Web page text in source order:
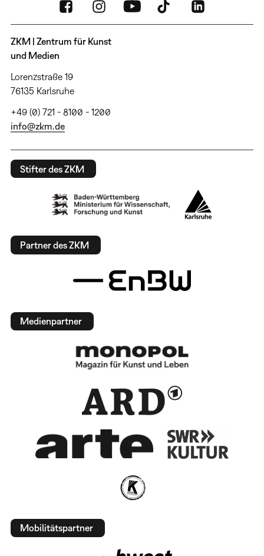
ZKM | Zentrum für Kunst
und Medien
Lorenzstraße 19
76135 Karlsruhe
+49 (0) 721 - 8100 - 1200
info@zkm.de
Stifter des ZKM
Partner des ZKM
Medienpartner
Mobilitätspartner